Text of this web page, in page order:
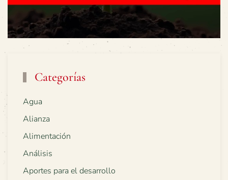
Categorías
Agua
Alianza
Alimentación
Análisis
Aportes para el desarrollo